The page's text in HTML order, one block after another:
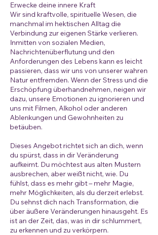
Erwecke deine innere Kraft
Wir sind kraftvolle, spirituelle Wesen, die
manchmal im hektischen Alltag die
Verbindung zur eigenen Stärke verlieren.
Inmitten von sozialen Medien,
Nachrichtenüberflutung und den
Anforderungen des Lebens kann es leicht
passieren, dass wir uns von unserer wahren
Natur entfremden. Wenn der Stress und die
Erschöpfung überhandnehmen, neigen wir
dazu, unsere Emotionen zu ignorieren und
uns mit Filmen, Alkohol oder anderen
Ablenkungen und Gewohnheiten zu
betäuben.
Dieses Angebot richtet sich an dich, wenn
du spürst, dass in dir Veränderung
aufkeimt. Du möchtest aus alten Mustern
ausbrechen, aber weißt nicht, wie. Du
fühlst, dass es mehr gibt – mehr Magie,
mehr Möglichkeiten, als du derzeit erlebst.
Du sehnst dich nach Transformation, die
über äußere Veränderungen hinausgeht. Es
ist an der Zeit, das, was in dir schlummert,
zu erkennen und zu verkörpern.